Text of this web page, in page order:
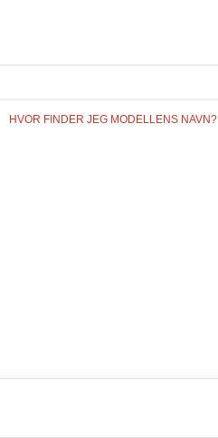
HVOR FINDER JEG MODELLENS NAVN?